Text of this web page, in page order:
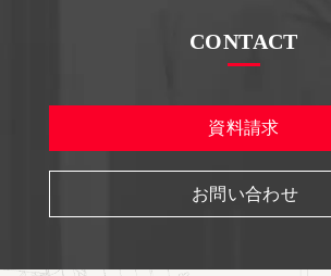
CONTACT
資料請求
お問い合わせ